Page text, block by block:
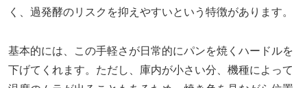
く、過発酵のリスクを抑えやすいという特徴があります。
基本的には、この手軽さが日常的にパンを焼くハードルを
下げてくれます。ただし、庫内が小さい分、機種によって